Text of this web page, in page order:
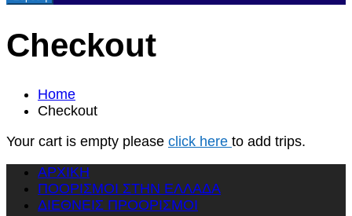
Checkout
Home
Checkout
Your cart is empty please click here to add trips.
ΑΡΧΙΚΗ
ΠΟΟΡΙΣΜΟΙ ΣΤΗΝ ΕΛΛΑΔΑ
ΔΙΕΘΝΕΙΣ ΠΡΟΟΡΙΣΜΟΙ